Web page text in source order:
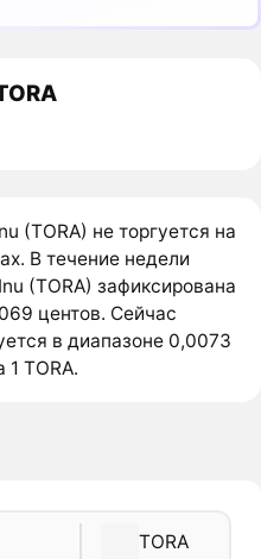
(TORA) не торгуется на
В течение недели
(TORA) зафиксирована
центов. Сейчас
в диапазоне 0,0073
1 TORA.
TORA